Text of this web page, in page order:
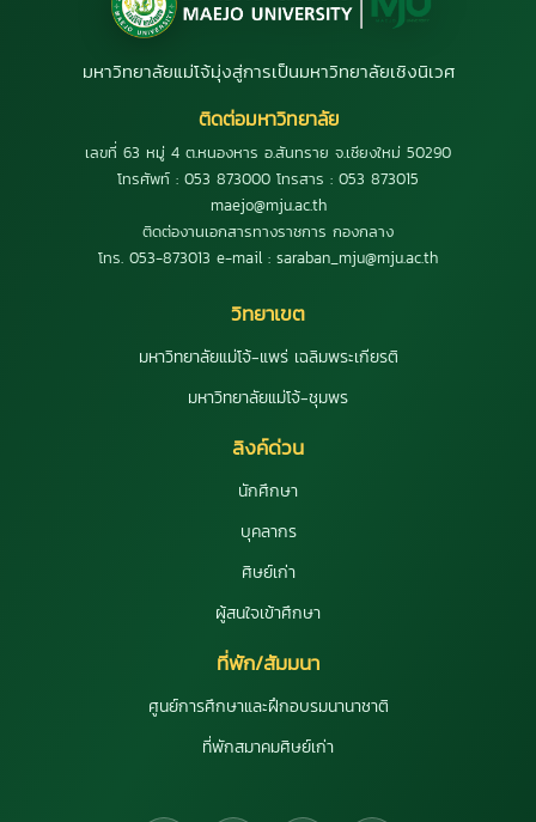
มหาวิทยาลัยแม่โจ้มุ่งสู่การเป็นมหาวิทยาลัยเชิงนิเวศ
ติดต่อมหาวิทยาลัย
เลขที่ 63 หมู่ 4 ต.หนองหาร อ.สันทราย จ.เชียงใหม่ 50290
โทรศัพท์ : 053 873000 โทรสาร : 053 873015
maejo@mju.ac.th
ติดต่องานเอกสารทางราชการ กองกลาง
โทร. 053-873013 e-mail : saraban_mju@mju.ac.th
วิทยาเขต
มหาวิทยาลัยแม่โจ้-แพร่ เฉลิมพระเกียรติ
มหาวิทยาลัยแม่โจ้-ชุมพร
ลิงค์ด่วน
นักศึกษา
บุคลากร
ศิษย์เก่า
ผู้สนใจเข้าศึกษา
ที่พัก/สัมมนา
ศูนย์การศึกษาและฝึกอบรมนานาชาติ
ที่พักสมาคมศิษย์เก่า